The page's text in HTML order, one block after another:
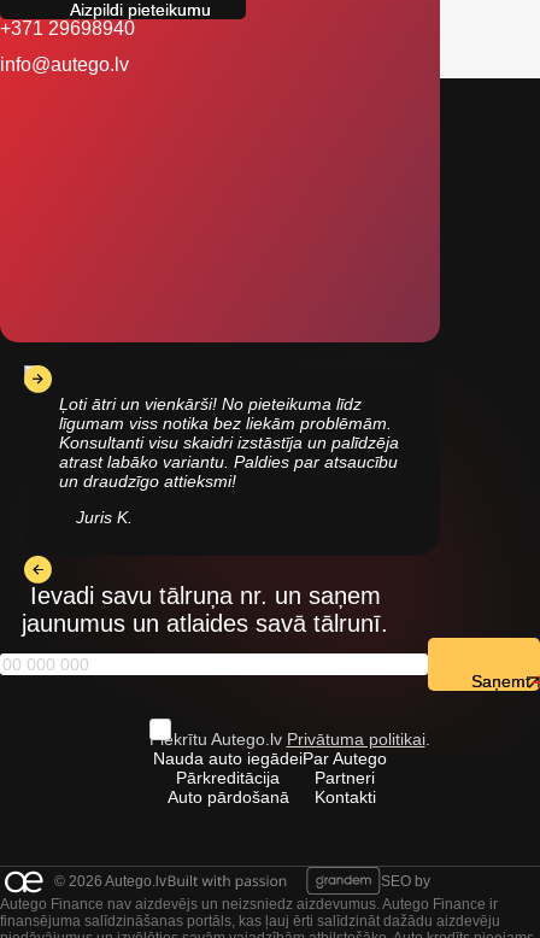
+371 29698940
info@autego.lv
Ļoti ātri un vienkārši! No pieteikuma līdz
līgumam viss notika bez liekām problēmām.
Konsultanti visu skaidri izstāstīja un palīdzēja
atrast labāko variantu. Paldies par atsaucību
un draudzīgo attieksmi!
Juris K.
Ievadi savu tālruņa nr. un saņem
jaunumus un atlaides savā tālrunī.
Piekrītu Autego.lv Privātuma politikai.
Nauda auto iegādei
Pārkreditācija
Auto pārdošanā
Par Autego
Partneri
Kontakti
© 2026 Autego.lv
SEO by
Autego Finance nav aizdevējs un neizsniedz aizdevumus. Autego Finance ir
finansējuma salīdzināšanas portāls, kas ļauj ērti salīdzināt dažādu aizdevēju